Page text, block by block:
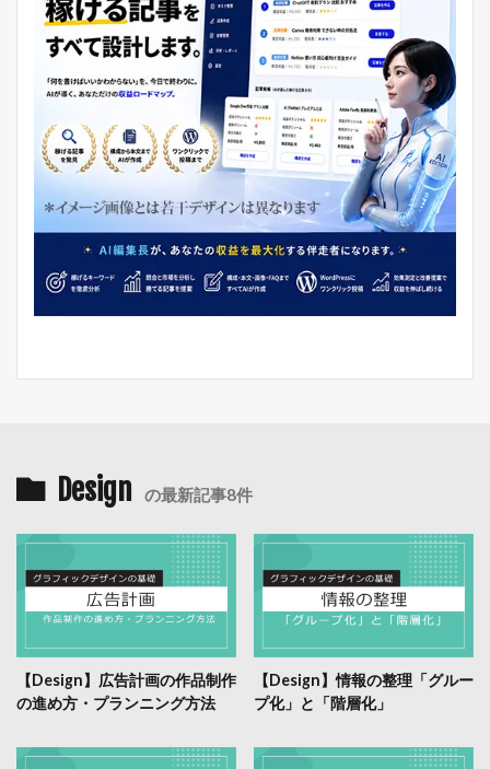
Design の最新記事8件
【Design】広告計画の作品制作
の進め方・プランニング方法
【Design】情報の整理「グルー
プ化」と「階層化」